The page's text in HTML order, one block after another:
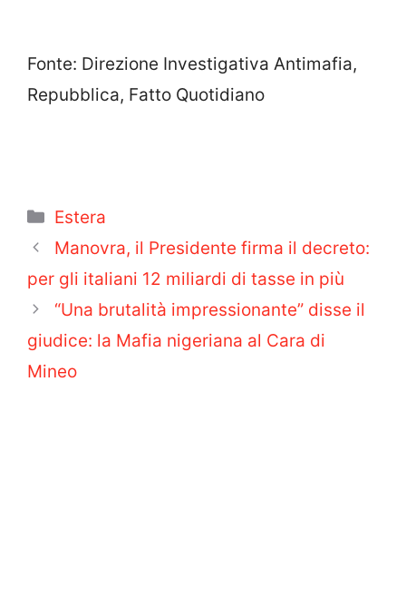
Fonte: Direzione Investigativa Antimafia,
Repubblica, Fatto Quotidiano
Categorie
Estera
Manovra, il Presidente firma il decreto:
per gli italiani 12 miliardi di tasse in più
“Una brutalità impressionante” disse il
giudice: la Mafia nigeriana al Cara di
Mineo